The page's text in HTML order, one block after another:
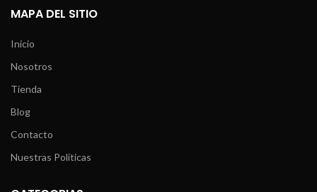
MAPA DEL SITIO
Inicio
Nosotros
Tienda
Blog
Contacto
Nuestras Políticas